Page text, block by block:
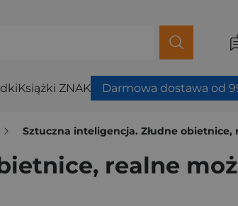
Książki ZNAK Darmowa dostawa od
Sztuczna inteligencja. Złudne obietnice,
realne